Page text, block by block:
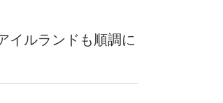
イルランドも順調に